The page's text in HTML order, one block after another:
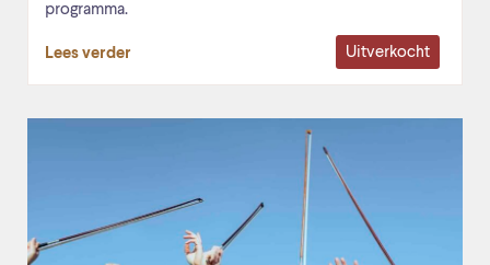
programma.
Lees verder Uitverkocht